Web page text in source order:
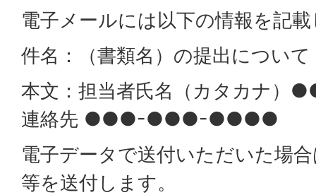
電子メールには以下の情報を記
件名：（書類名）の提出について
本文：担当者氏名（カタカナ
連絡先 ●●●-●●●-●●●●
電子データで送付いただいた場
等を送付します。